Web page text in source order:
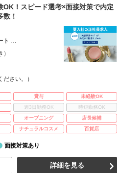
OK！スピード選考×面接対策で内定
！
ト …
さい。）
賞与
未経験OK
週3日勤務OK
時短勤務OK
オープニング
店長候補
ナチュラルコスメ 百貨店
面接対策あり
詳細を見る